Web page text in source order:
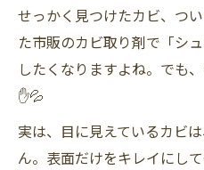
せっかく見つけたカビ、つ
た市販のカビ取り剤で「シ
したくなりますよね。でも
✋💦
実は、目に見えているカビ
ん。表面だけをキレイにし